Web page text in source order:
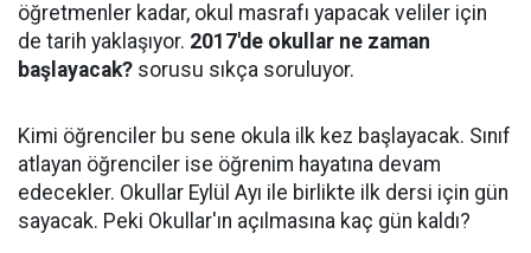
öğretmenler kadar, okul masrafı yapacak veliler için
de tarih yaklaşıyor. 2017'de okullar ne zaman
başlayacak? sorusu sıkça soruluyor.
Kimi öğrenciler bu sene okula ilk kez başlayacak. Sınıf
atlayan öğrenciler ise öğrenim hayatına devam
edecekler. Okullar Eylül Ayı ile birlikte ilk dersi için gün
sayacak. Peki Okullar'ın açılmasına kaç gün kaldı?